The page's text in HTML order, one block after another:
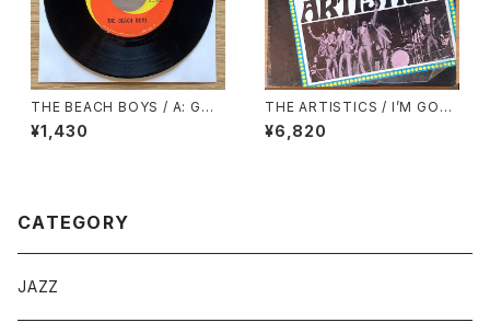
THE BEACH BOYS / A: GOO
D VIBRATIONS / B: LET’S G
O AWAY FOR AWHILE
¥1,430
THE ARTISTICS / I’M GON
NA MISS YOU
¥6,820
CATEGORY
JAZZ